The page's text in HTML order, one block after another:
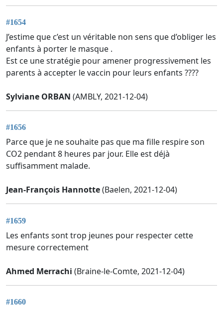
#1654
J’estime que c’est un véritable non sens que d’obliger les
enfants à porter le masque .
Est ce une stratégie pour amener progressivement les
parents à accepter le vaccin pour leurs enfants ????
Sylviane ORBAN (AMBLY, 2021-12-04)
#1656
Parce que je ne souhaite pas que ma fille respire son
CO2 pendant 8 heures par jour. Elle est déjà
suffisamment malade.
Jean-François Hannotte(Baelen, 2021-12-04)
#1659
Les enfants sont trop jeunes pour respecter cette
mesure correctement
Ahmed Merrachi (Braine-le-Comte, 2021-12-04)
#1660